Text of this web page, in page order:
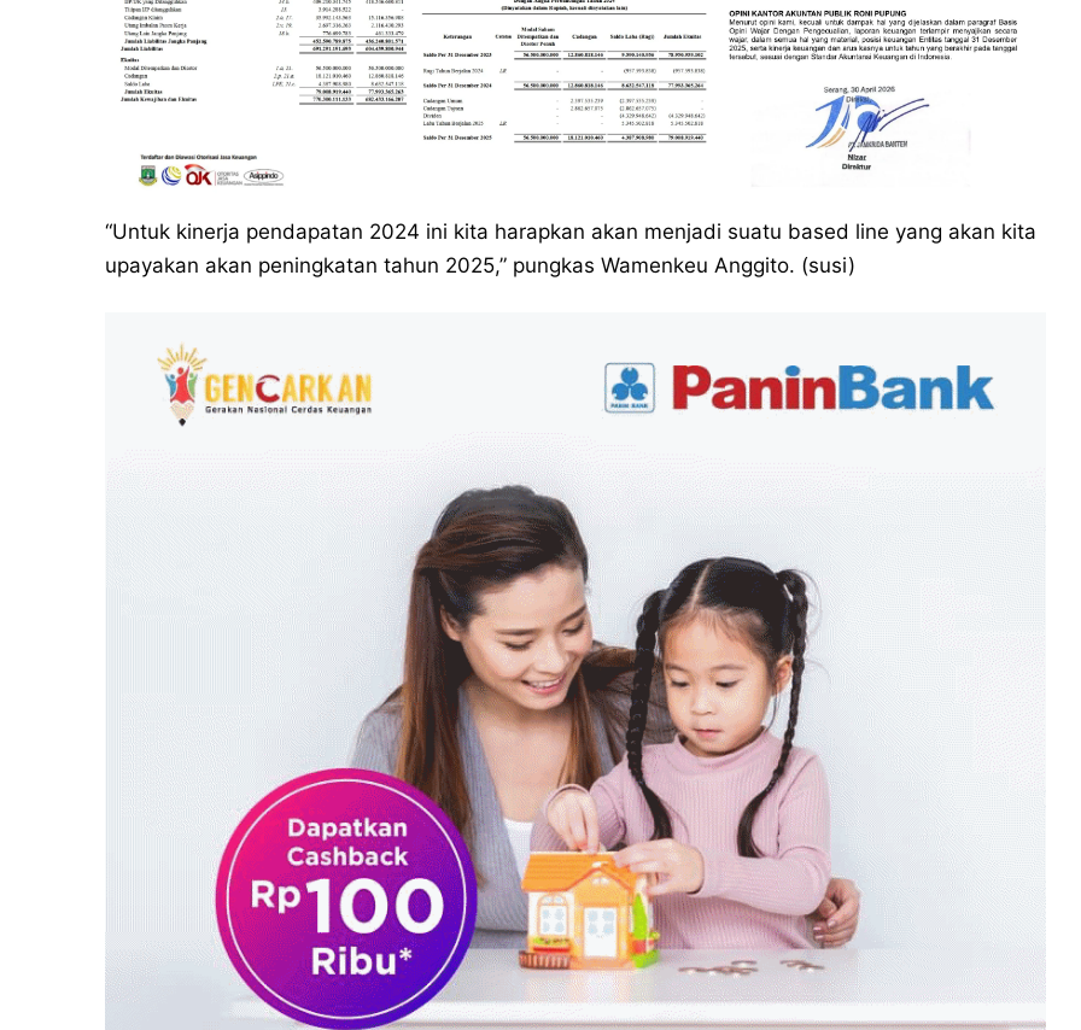
“Untuk kinerja pendapatan 2024 ini kita harapkan akan menjadi suatu based line yang akan kita
upayakan akan peningkatan tahun 2025,” pungkas Wamenkeu Anggito. (susi)